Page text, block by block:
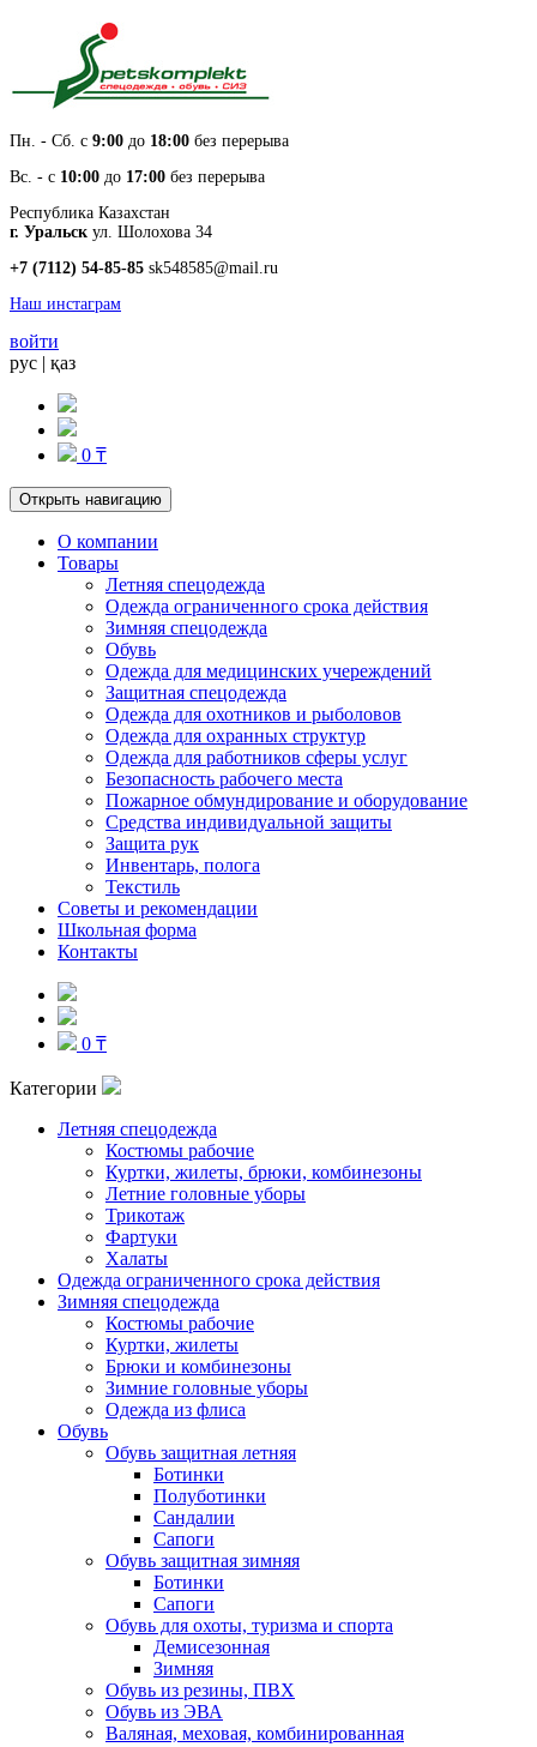
Пн. - Cб. с 9:00 до 18:00 без перерыва
Вс. - с 10:00 до 17:00 без перерыва
Республика Казахстан
г. Уральск ул. Шолохова 34
+7 (7112) 54-85-85 sk548585@mail.ru
Наш инстаграм
войти
рус | қаз
0 ₸
Открыть навигацию
О компании
Товары
Летняя спецодежда
Одежда ограниченного срока действия
Зимняя спецодежда
Обувь
Одежда для медицинских учереждений
Защитная спецодежда
Одежда для охотников и рыболовов
Одежда для охранных структур
Одежда для работников сферы услуг
Безопасность рабочего места
Пожарное обмундирование и оборудование
Средства индивидуальной защиты
Защита рук
Инвентарь, полога
Текстиль
Советы и рекомендации
Школьная форма
Контакты
0 ₸
Категории
Летняя спецодежда
Костюмы рабочие
Куртки, жилеты, брюки, комбинезоны
Летние головные уборы
Трикотаж
Фартуки
Халаты
Одежда ограниченного срока действия
Зимняя спецодежда
Костюмы рабочие
Куртки, жилеты
Брюки и комбинезоны
Зимние головные уборы
Одежда из флиса
Обувь
Обувь защитная летняя
Ботинки
Полуботинки
Сандалии
Сапоги
Обувь защитная зимняя
Ботинки
Сапоги
Обувь для охоты, туризма и спорта
Демисезонная
Зимняя
Обувь из резины, ПВХ
Обувь из ЭВА
Валяная, меховая, комбинированная